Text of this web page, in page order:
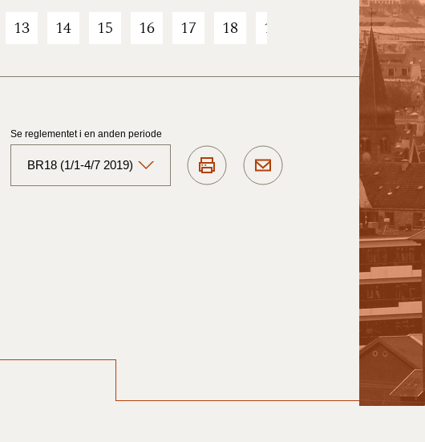
13 14 15 16 17 18 19 21 22
Se reglementet i en anden periode
BR18 (1/1-4/7 2019)
2024)
BR18 (1/1- 30/06